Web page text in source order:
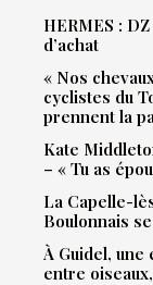
HERMES :
d’achat
« Nos
cyclistes du
prennent la
Kate
– « Tu as
La Capelle-
Boulonnais
À Guidel, une
entre